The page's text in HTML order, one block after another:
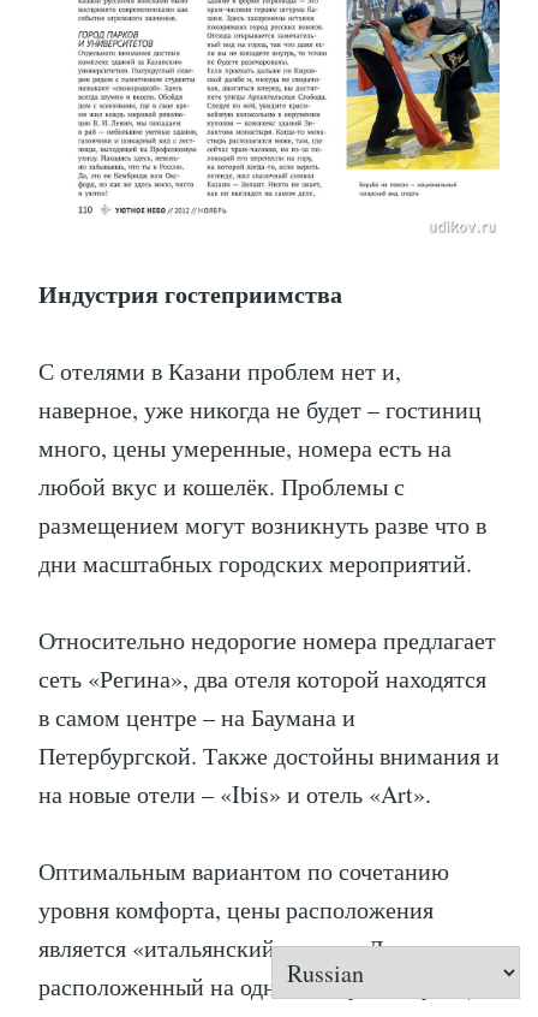
Индустрия гостеприимства
С отелями в Казани проблем нет и,
наверное, уже никогда не будет – гостиниц
много, цены умеренные, номера есть на
любой вкус и кошелёк. Проблемы с
размещением могут возникнуть разве что в
дни масштабных городских мероприятий.
Относительно недорогие номера предлагает
сеть «Регина», два отеля которой находятся
в самом центре – на Баумана и
Петербургской. Также достойны внимания и
на новые отели – «Ibis» и отель «Art».
Оптимальным вариантом по сочетанию
уровня комфорта, цены расположения
является «итальянский» отель «Джузеппе»,
расположенный на одной из лучших улиц